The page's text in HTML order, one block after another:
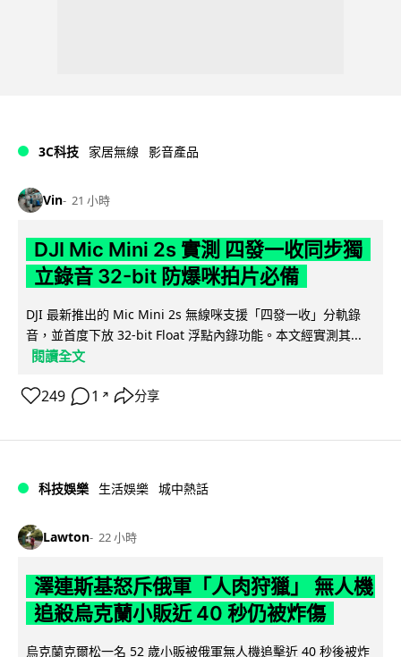
3C科技 家居無線 影音產品
Vin 21 小時
DJI Mic Mini 2s 實測 四發一收同步獨
立錄音 32-bit 防爆咪拍片必備
DJI 最新推出的 Mic Mini 2s 無線咪支援「四發一收」分軌錄
音，並首度下放 32-bit Float 浮點內錄功能。本文經實測其...
閱讀全文
249 1 ↗ 分享
科技娛樂 生活娛樂 城中熱話
Lawton 22 小時
澤連斯基怒斥俄軍「人肉狩獵」 無人機
追殺烏克蘭小販近 40 秒仍被炸傷
烏克蘭克爾松一名 52 歲小販被俄軍無人機追擊近 40 秒後被炸